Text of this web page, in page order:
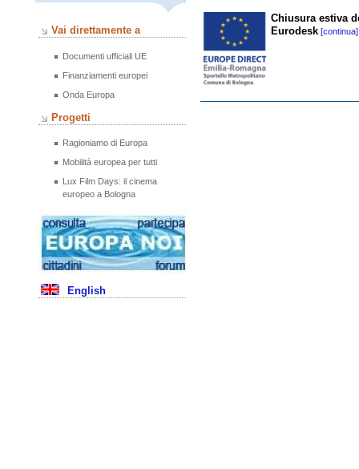
Vai direttamente a
Documenti ufficiali UE
Finanziamenti europei
Onda Europa
Progetti
Ragioniamo di Europa
Mobilità europea per tutti
Lux Film Days: il cinema
europeo a Bologna
English
Chiusura estiva
Eurodesk [continua]